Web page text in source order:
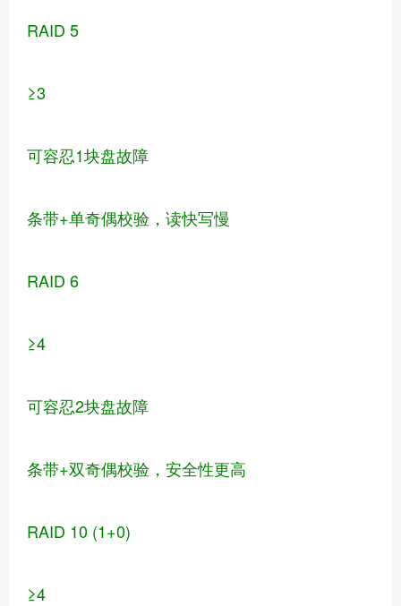
RAID 5
≥3
可容忍1块盘故障
条带+单奇偶校验，读快写慢
RAID 6
≥4
可容忍2块盘故障
条带+双奇偶校验，安全性更高
RAID 10 (1+0)
≥4